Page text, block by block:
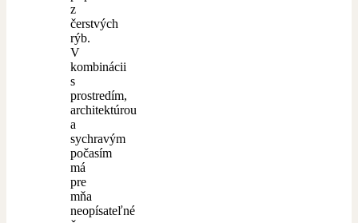
z
čerstvých
rýb.
V
kombinácii
s
prostredím,
architektúrou
a
sychravým
počasím
má
pre
mňa
neopísateľné